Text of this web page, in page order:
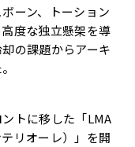
ーン、トーション
度な独立懸架を導
の課題からアーキ
トに移した「LMA
リオーレ）」を開